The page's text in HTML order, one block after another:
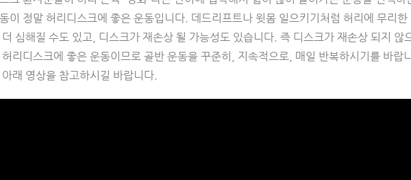
이 정말 허리디스크에 좋은 운동입니다. 데드리프트나 윗몸 일으키기처럼 허리에 무리
심해질 수도 있고, 디스크가 재손상 될 가능성도 있습니다. 즉 디스크가 재손상 되지 않
리디스크에 좋은 운동이므로 골반 운동을 꾸준히, 지속적으로, 매일 반복하시기를 바랍
래 영상을 참고하시길 바랍니다.